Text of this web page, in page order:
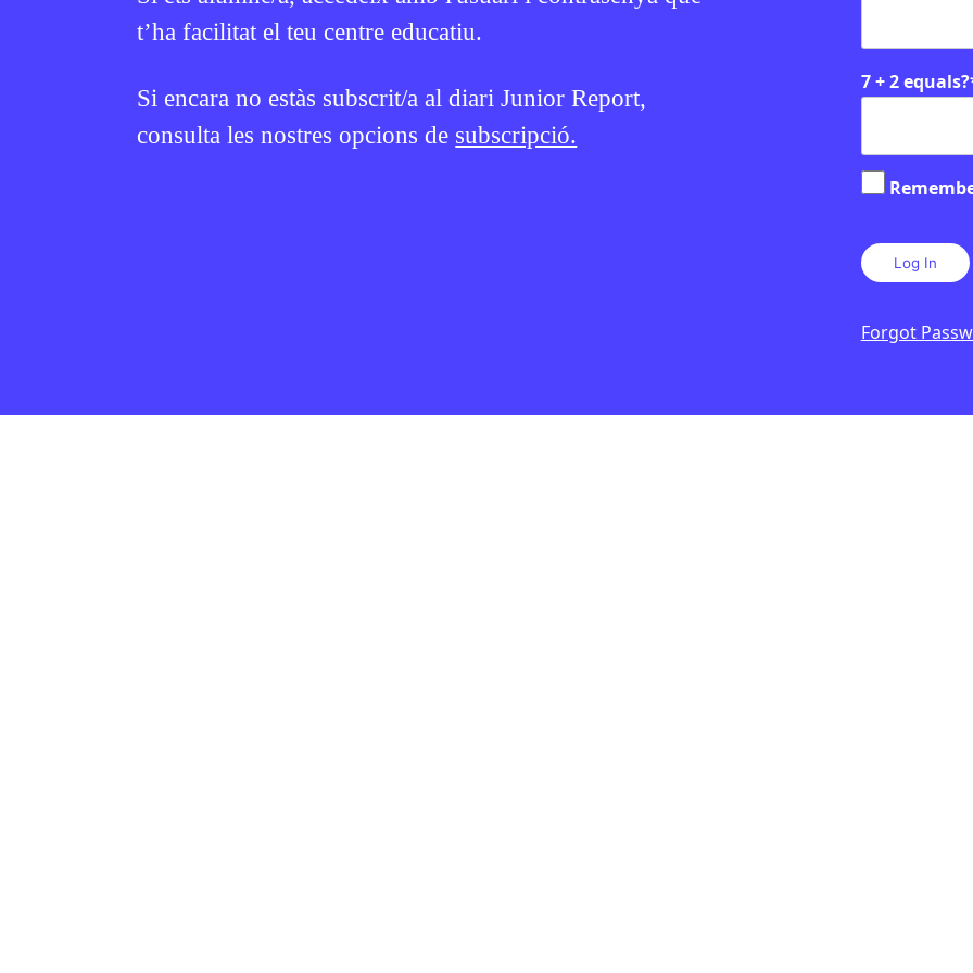
t’ha facilitat el teu centre educatiu.
Si encara no estàs subscrit/a al diari Junior Report,
consulta les nostres opcions de subscripció.
7 + 2 equals?
Forgot